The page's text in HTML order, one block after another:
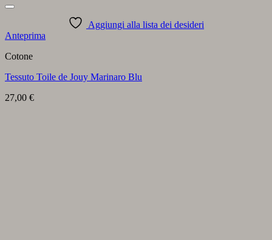
Aggiungi alla lista dei desideri
Anteprima
Cotone
Tessuto Toile de Jouy Marinaro Blu
27,00 €